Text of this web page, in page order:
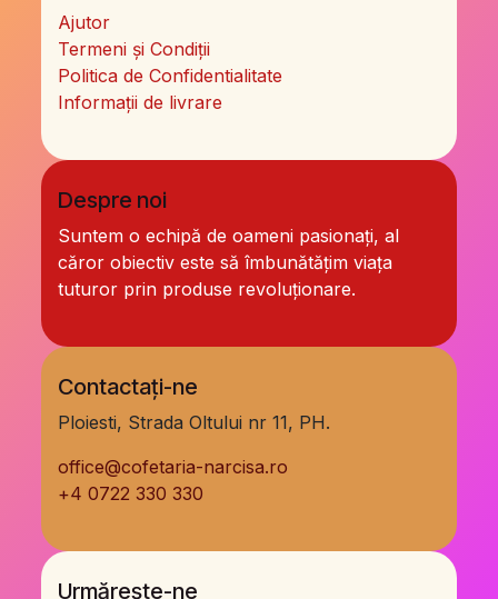
Ajutor
Termeni și Condiții
Politica de Confidentialitate
Informații de livrare
Despre noi
Suntem o echipă de oameni pasionați, al
căror obiectiv este să îmbunătățim viața
tuturor prin produse revoluționare.
Contactați-ne
Ploiesti, Strada Oltului nr 11, PH.
office@cofetaria-narcisa.ro
+4 0722 330 330
Urmărește-ne